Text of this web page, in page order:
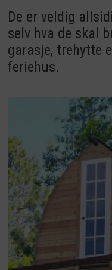
De er veldig
selv hva de skal
garasje, trehytte
feriehus.